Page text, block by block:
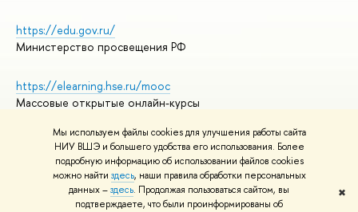
Мы используем файлы cookies для улучшения работы сайта
НИУ ВШЭ и большего удобства его использования. Более
подробную информацию об использовании файлов cookies
можно найти здесь, наши правила обработки персональных
данных –здесь. Продолжая пользоваться сайтом, вы
подтверждаете, что были проинформированы об
✖
https://edu.gov.ru/
Министерство просвещения РФ
https://elearning.hse.ru/mooc
Массовые открытые онлайн-курсы
© НИУ ВШЭ 1993–2026
Адреса и контакты
Условия использования материалов
Политика конфиденциальности